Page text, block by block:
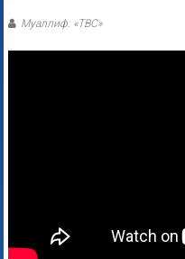
Муаллиф: «ТВС»